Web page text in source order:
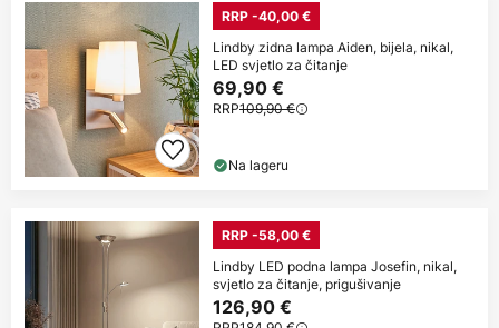
RRP -40,00 €
Lindby zidna lampa Aiden, bijela, nikal,
LED svjetlo za čitanje
69,90 €
RRP109,90 €
Na lageru
RRP -58,00 €
Lindby LED podna lampa Josefin, nikal,
svjetlo za čitanje, prigušivanje
126,90 €